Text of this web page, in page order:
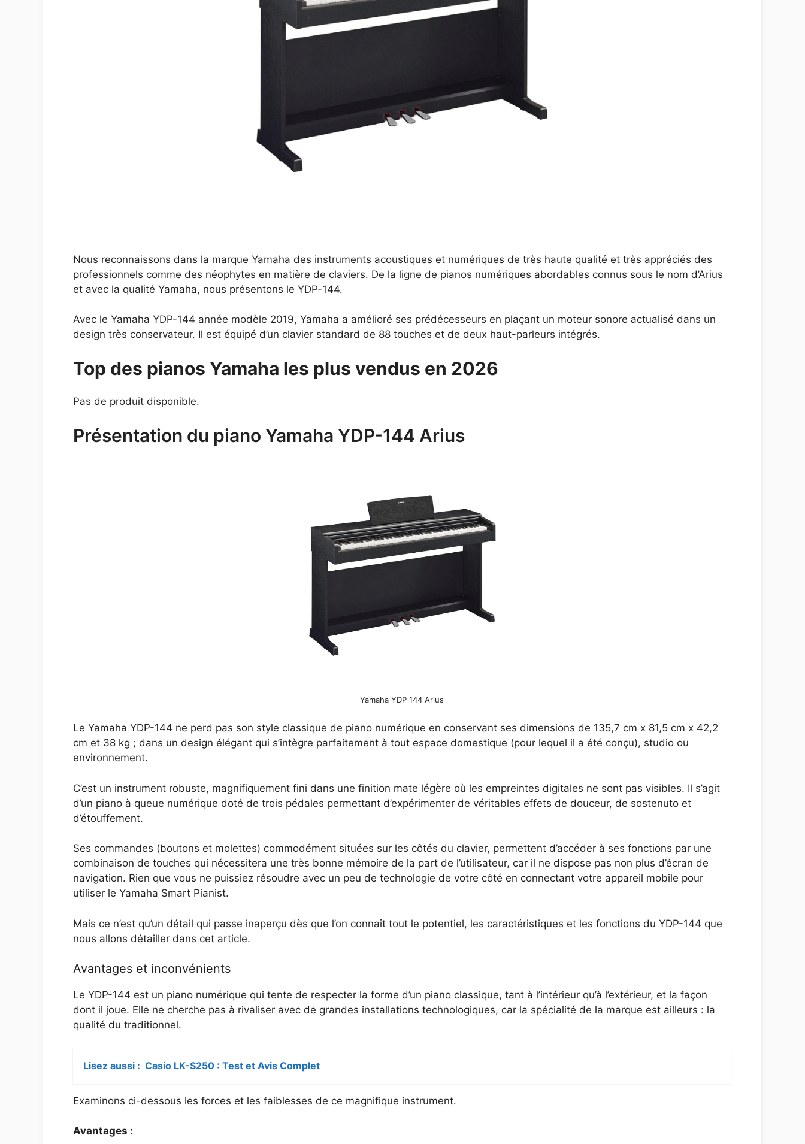
Nous reconnaissons dans la marque Yamaha des instruments acoustiques et numériques de très haute qualité et très appréciés des
professionnels comme des néophytes en matière de claviers. De la ligne de pianos numériques abordables connus sous le nom d’Arius
et avec la qualité Yamaha, nous présentons le YDP-144.
Avec le Yamaha YDP-144 année modèle 2019, Yamaha a amélioré ses prédécesseurs en plaçant un moteur sonore actualisé dans un
design très conservateur. Il est équipé d’un clavier standard de 88 touches et de deux haut-parleurs intégrés.
Top des pianos Yamaha les plus vendus en 2026
Pas de produit disponible.
Présentation du piano Yamaha YDP-144 Arius
Yamaha YDP 144 Arius
Le Yamaha YDP-144 ne perd pas son style classique de piano numérique en conservant ses dimensions de 135,7 cm x 81,5 cm x 42,2
cm et 38 kg ; dans un design élégant qui s’intègre parfaitement à tout espace domestique (pour lequel il a été conçu), studio ou
environnement.
C’est un instrument robuste, magnifiquement fini dans une finition mate légère où les empreintes digitales ne sont pas visibles. Il s’agit
d’un piano à queue numérique doté de trois pédales permettant d’expérimenter de véritables effets de douceur, de sostenuto et
d’étouffement.
Ses commandes (boutons et molettes) commodément situées sur les côtés du clavier, permettent d’accéder à ses fonctions par une
combinaison de touches qui nécessitera une très bonne mémoire de la part de l’utilisateur, car il ne dispose pas non plus d’écran de
navigation. Rien que vous ne puissiez résoudre avec un peu de technologie de votre côté en connectant votre appareil mobile pour
utiliser le Yamaha Smart Pianist.
Mais ce n’est qu’un détail qui passe inaperçu dès que l’on connaît tout le potentiel, les caractéristiques et les fonctions du YDP-144 que
nous allons détailler dans cet article.
Avantages et inconvénients
Le YDP-144 est un piano numérique qui tente de respecter la forme d’un piano classique, tant à l’intérieur qu’à l’extérieur, et la façon
dont il joue. Elle ne cherche pas à rivaliser avec de grandes installations technologiques, car la spécialité de la marque est ailleurs : la
qualité du traditionnel.
Lisez aussi : Casio LK-S250 : Test et Avis Complet
Examinons ci-dessous les forces et les faiblesses de ce magnifique instrument.
Avantages :